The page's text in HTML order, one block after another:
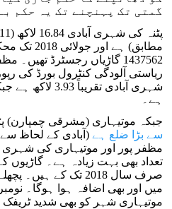
گمتی تک پہنچنے تک یہ حکم
مطابق) ہے
1437562 گاڑیاں رجسٹرڈ
ریاستی آلودگی کنٹرول بورڈ کی
ہے۔
جبکہ موتیہاری (مشرقی چمپارن)
سے بڑا ضلع ہے (آبادی کے لحاظ
مظفر پور اور موتیہاری کی شہری
تعداد بھی بہت زیادہ ہے۔ گاڑیوں
صرف سال 2018 تک کے
موتیہاری شہر کو بھی شدید ٹریفک